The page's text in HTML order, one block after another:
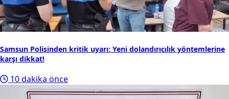
Samsun Polisinden kritik uyarı: Yeni dolandırıcılık yöntemlerine
karşı dikkat!
10 dakika önce